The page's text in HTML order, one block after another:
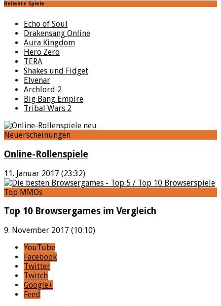
Beliebte Spiele
Echo of Soul
Drakensang Online
Aura Kingdom
Hero Zero
TERA
Shakes und Fidget
Elvenar
Archlord 2
Big Bang Empire
Tribal Wars 2
Neuerscheinungen
Online-Rollenspiele
11. Januar 2017 (23:32)
Top MMOs
Top 10 Browsergames im Vergleich
9. November 2017 (10:10)
YouTube
Facebook
Twitter
Twitch
Google+
Feed